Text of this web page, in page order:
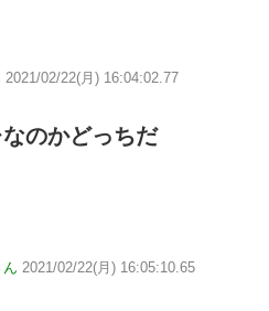
2021/02/22(月) 16:04:02.77
のかどっちだ
2021/02/22(月) 16:05:10.65